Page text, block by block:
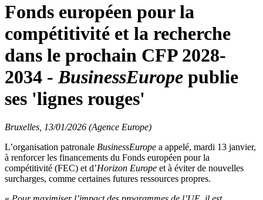
Fonds européen pour la
compétitivité et la recherche
dans le prochain CFP 2028-
2034 - BusinessEurope publie
ses 'lignes rouges'
Bruxelles, 13/01/2026 (Agence Europe)
L’organisation patronale BusinessEurope a appelé, mardi 13 janvier,
à renforcer les financements du Fonds européen pour la
compétitivité (FEC) et d’Horizon Europe et à éviter de nouvelles
surcharges, comme certaines futures ressources propres.